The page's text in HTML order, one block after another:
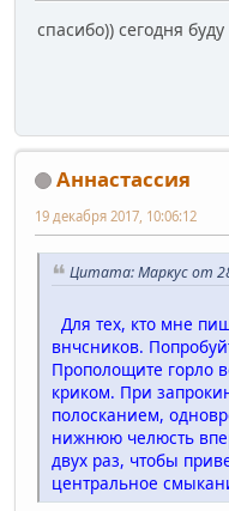
спасибо)) сегодня буду
Аннастассия
19 декабря 2017, 10:06:12
Цитата: Маркус от
Для тех, кто мне
внчсников.
Прополощите горло
криком. При
полосканием,
нижнюю челюсть
двух раз, чтобы
центральное